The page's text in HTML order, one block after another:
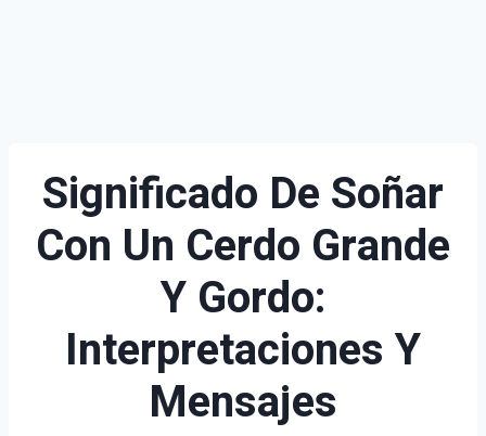
Significado De Soñar
Con Un Cerdo Grande
Y Gordo:
Interpretaciones Y
Mensajes